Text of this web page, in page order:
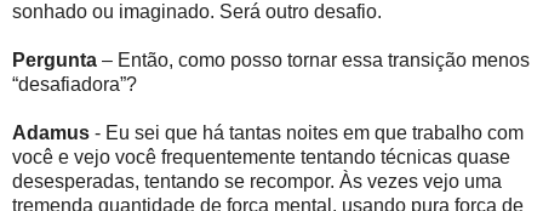
sonhado ou imaginado. Será outro desafio.
Pergunta – Então, como posso tornar essa transição menos
“desafiadora”?
Adamus - Eu sei que há tantas noites em que trabalho com
você e vejo você frequentemente tentando técnicas quase
desesperadas, tentando se recompor. Às vezes vejo uma
tremenda quantidade de força mental, usando pura força de